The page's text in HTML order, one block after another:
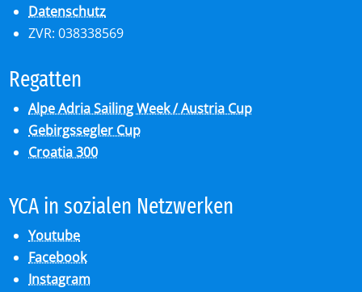
Datenschutz
ZVR: 038338569
Re­gat­ten
Alpe Adria Sailing Week / Austria Cup
Gebirgssegler Cup
Croatia 300
YCA in so­zia­len Netz­wer­ken
Youtube
Facebook
Instagram